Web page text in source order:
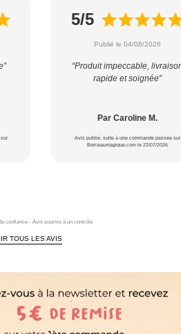
5/5
Publié le 04/08/2026
“Produit impeccable,
rapide et soignée”
Par Caroline M.
Avis publié, suite à une commande passée sur
Berceaumagique.com le 22/07/2026
confiance - Avis soumis à un contrôle
TOUS LES AVIS